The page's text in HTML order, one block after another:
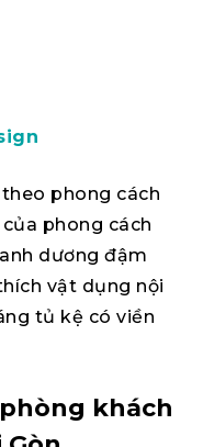
phong cách
phong cách
dương đậm
vật dụng nội
tủ kệ có viền
khách